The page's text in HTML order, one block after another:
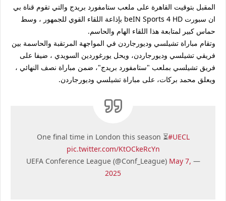
المقبل بتوقيت القاهرة على ملعب ستامفورد بريدج والتي تقوم قناة بي
ان سبورت beIN Sports 4 HD بإذاعة اللقاء القوي للجمهور ، وسط
حماس كبير لمتابعة هذا اللقاء الهام والحاسم.
وتقام مباراة تشيلسي وديورجاردن في المواجهة المرتقبة والحاسمة بين
فريقي تشيلسي وديورجاردن، ويحل يورغوردين السويدي ، ضيفا على
فريق تشيلسي بملعب "ستامفورد بريدج"، ضمن مباراة نصف النهائي ،
ويعلق محمد بركات، على مباراة تشيلسي وديورجاردن.
One final time in London this season ⏳#UECL
pic.twitter.com/KtOCkeRcYn
— UEFA Conference League (@Conf_League)
May 7,
2025